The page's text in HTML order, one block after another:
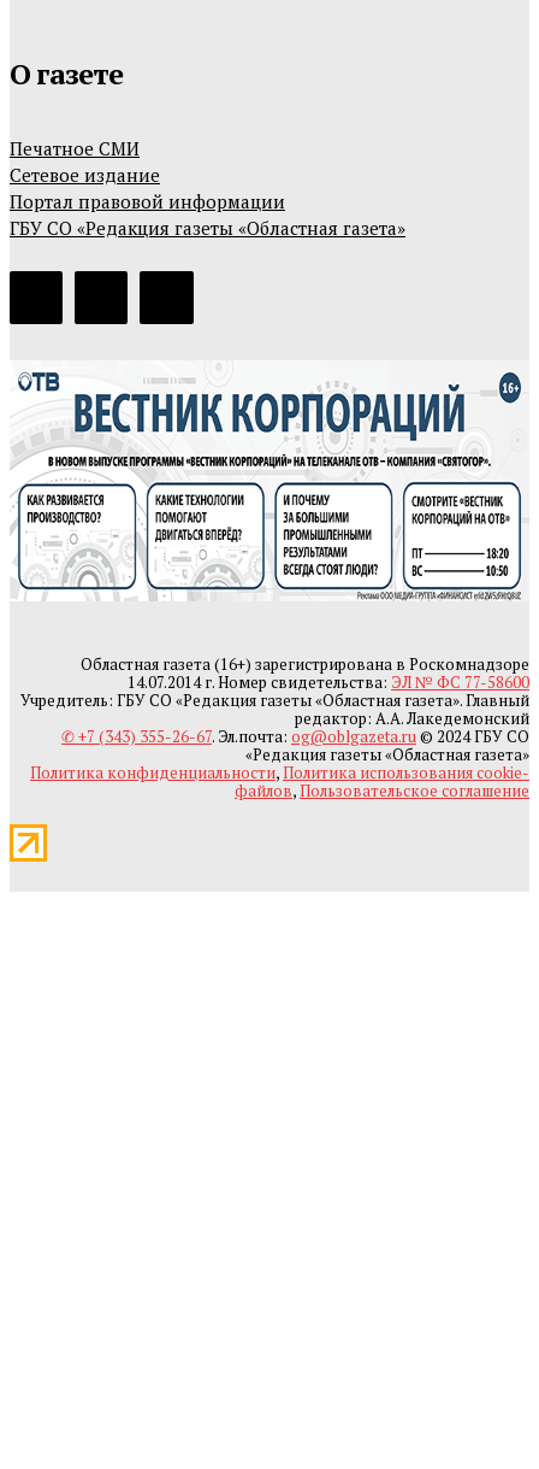
О газете
Печатное СМИ
Сетевое издание
Портал правовой информации
ГБУ СО «Редакция газеты «Областная газета»
Областная газета (16+) зарегистрирована в Роскомнадзоре
14.07.2014 г. Номер свидетельства: ЭЛ № ФС 77-58600
Учредитель: ГБУ СО «Редакция газеты «Областная газета». Главный
редактор: А.А. Лакедемонский
✆ +7 (343) 355-26-67. Эл.почта: og@oblgazeta.ru© 2024 ГБУ СО
«Редакция газеты «Областная газета»
Политика конфиденциальности,Политика использования cookie-
файлов,Пользовательское соглашение